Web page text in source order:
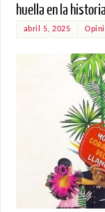
huella en la
abril 5, 2025